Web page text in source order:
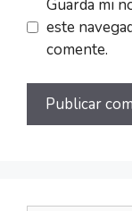
Guarda mi
este
comente.